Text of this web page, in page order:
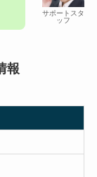
サポートスタ
ッフ
報